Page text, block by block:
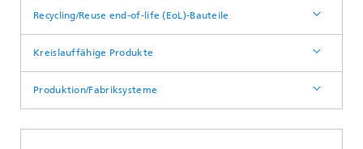
Recycling/Reuse end-of-life (EoL)-Bauteile
Kreislauffähige Produkte
Produktion/Fabriksysteme